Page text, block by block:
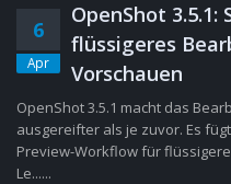
6
Apr
OpenShot
flüssigeres
Vorschauen
OpenShot 3.5.1 macht das
ausgereifter als je zuvor. Es
Preview-Workflow für
Le......